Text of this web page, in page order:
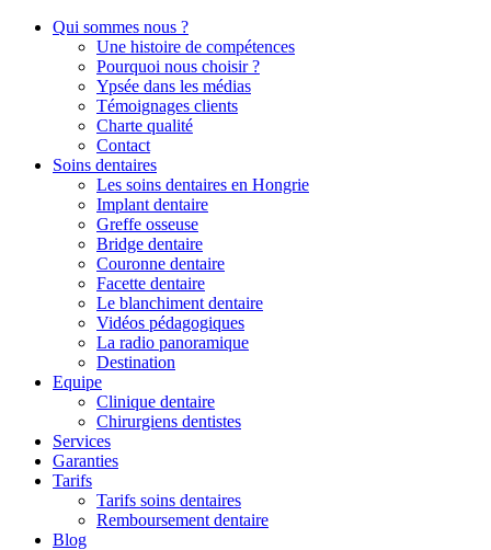
Qui sommes nous ?
Une histoire de compétences
Pourquoi nous choisir ?
Ypsée dans les médias
Témoignages clients
Charte qualité
Contact
Soins dentaires
Les soins dentaires en Hongrie
Implant dentaire
Greffe osseuse
Bridge dentaire
Couronne dentaire
Facette dentaire
Le blanchiment dentaire
Vidéos pédagogiques
La radio panoramique
Destination
Equipe
Clinique dentaire
Chirurgiens dentistes
Services
Garanties
Tarifs
Tarifs soins dentaires
Remboursement dentaire
Blog